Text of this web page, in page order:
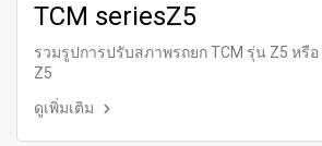
TCM seriesZ5
รวมรูปการปรับสภาพรถยก TCM รุ่น Z5 หรือ
Z5
ดูเพิ่มเติม